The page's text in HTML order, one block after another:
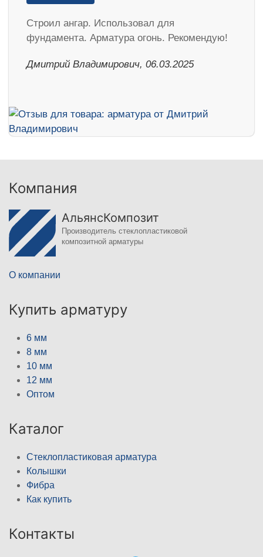
Строил ангар. Использовал для
фундамента. Арматура огонь. Рекомендую!
Дмитрий Владимирович, 06.03.2025
Компания
АльянсКомпозит
Производитель стеклопластиковой
композитной арматуры
О компании
Купить арматуру
6 мм
8 мм
10 мм
12 мм
Оптом
Каталог
Стеклопластиковая арматура
Колышки
Фибра
Как купить
Контакты